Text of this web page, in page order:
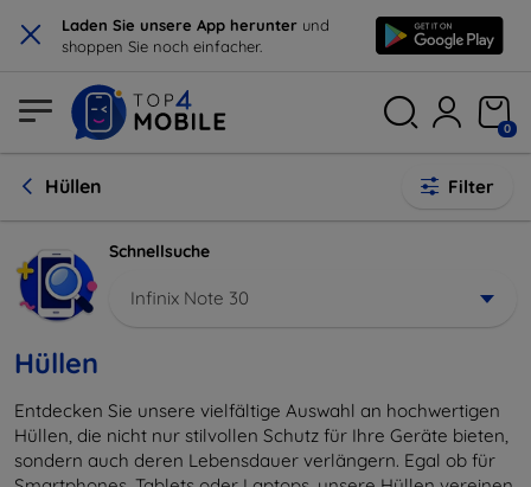
× Laden Sie unsere App herunter und
shoppen Sie noch einfacher.
0
Hüllen Filter
Schnellsuche
Infinix Note 30
Hüllen
Entdecken Sie unsere vielfältige Auswahl an hochwertigen
Hüllen, die nicht nur stilvollen Schutz für Ihre Geräte bieten,
sondern auch deren Lebensdauer verlängern. Egal ob für